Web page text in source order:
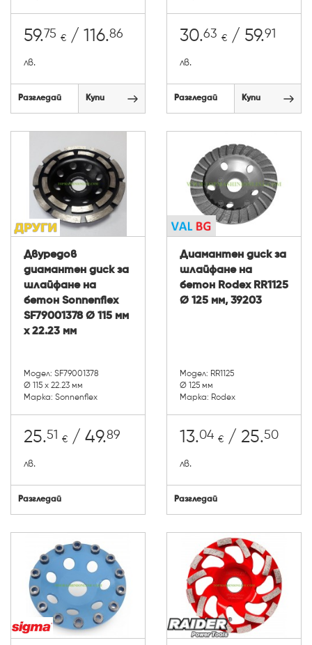
59.75 € / 116.86
лв.
Разгледай Купи
30.63 € / 59.91
лв.
Разгледай Купи
Двуредов
диамантен диск за
шлайфане на
бетон Sonnenflex
SF79001378 Ø 115 мм
x 22.23 мм
Модел: SF79001378
Ø 115 x 22.23 мм
Марка: Sonnenflex
25.51 € / 49.89
лв.
Разгледай
Диамантен диск за
шлайфане на
бетон Rodex RR1125
Ø 125 мм, 39203
Модел: RR1125
Ø 125 мм
Марка: Rodex
13.04 € / 25.50
лв.
Разгледай